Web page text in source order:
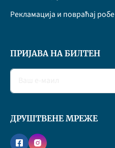
Рекламација и повраћај робе
ПРИЈАВА НА БИЛТЕН
ДРУШТВЕНЕ МРЕЖЕ